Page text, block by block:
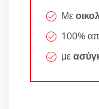
Με
100%
με